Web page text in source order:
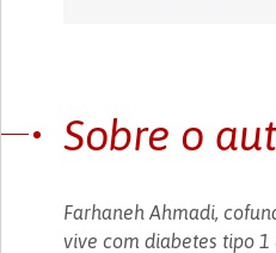
Sobre o
Farhaneh Ahmadi,
vive com diabetes tipo 1